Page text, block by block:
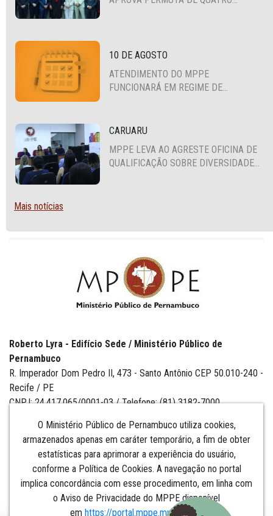
10 DE AGOSTO
ATENDIMENTO DO MPPE
FUNCIONARÁ EM REGIME DE
CARUARU
MPPE LEVA AO AGRESTE OFICINA DE
QUALIFICAÇÃO SOBRE DIVERSIDADE
Mais notícias
O Ministério Público de Pernambuco utiliza cookies,
armazenados apenas em caráter temporário, a fim de obter
estatísticas para aprimorar a experiência do usuário,
conforme a Política de Cookies. A navegação no portal
implica concordância com esse procedimento, em linha com
o Aviso de Privacidade do MPPE disponível
em https://portal.mppe.mp.br/lgpd.​​​​​​​
Roberto Lyra - Edifício Sede / Ministério Público de
Pernambuco
R. Imperador Dom Pedro II, 473 - Santo Antônio CEP 50.010-240 -
Recife / PE
CNPJ: 24.417.065/0001-03 / Telefone: (81) 3182-7000
Institucional
Comunicação